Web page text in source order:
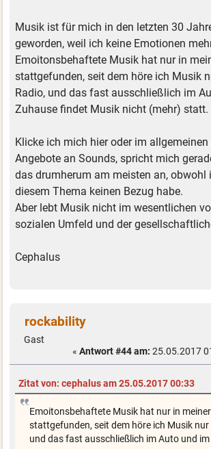
Musik ist für mich in den letzten 30
geworden, weil ich keine Emotionen
Emoitonsbehaftete Musik hat nur in
stattgefunden, seit dem höre ich Musik
Radio, und das fast ausschließlich im
Zuhause findet Musik nicht (mehr) statt.
Klicke ich mich hier oder im
Angebote an Sounds, spricht mich
das drumherum am meisten an, obwohl
diesem Thema keinen Bezug habe.
Aber lebt Musik nicht im wesentlichen
sozialen Umfeld und der
Cephalus
rockability
Gast
« Antwort #44 am: 25.05.2017
Zitat von: cephalus am 25.05.2017 00:33
Emoitonsbehaftete Musik hat nur in
stattgefunden, seit dem höre ich Musik nur
und das fast ausschließlich im Auto und